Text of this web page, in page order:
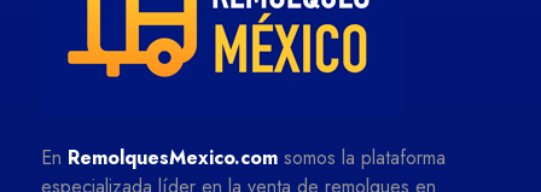
En RemolquesMexico.com somos la plataforma